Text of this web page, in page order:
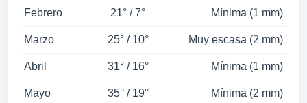
Febrero 21° / 7° Mínima (1 mm)
Marzo 25° / 10° Muy escasa (2 mm)
Abril 31° / 16° Mínima (1 mm)
Mayo 35° / 19° Mínima (2 mm)